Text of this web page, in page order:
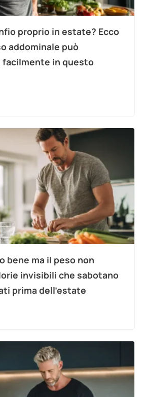
proprio in estate? Ecco
addominale può
facilmente in questo
bene ma il peso non
invisibili che sabotano
prima dell’estate